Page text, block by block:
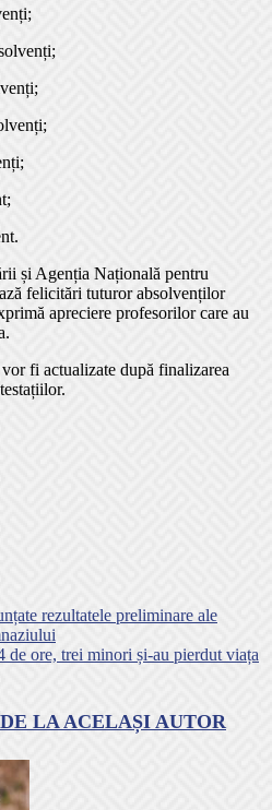
și Agenția Națională pentru
felicitări tuturor absolvenților
apreciere profesorilor care au
fi actualizate după finalizarea
rezultatele preliminare ale
de ore, trei minori și-au pierdut viața
DE LA ACELAȘI AUTOR